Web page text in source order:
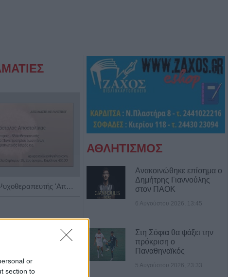
or
section to
Ψυχίατρος - Ψυχοθεραπευτής 'Αποστολίκας Απόστολος' Ρευματολόγος "Γεωργία Τσέλιου - Κατσούλη"
ΑΘΛΗΤΙΣΜΟΣ
Ανακοινώθηκε επίσημα ο
Δημήτρης Γιαννούλης
στον ΠΑΟΚ
6 Αυγούστου 2026, 13:45
Στη Σόφια θα ψάξει την
πρόκριση ο
Παναθηναϊκός
5 Αυγούστου 2026, 23:33